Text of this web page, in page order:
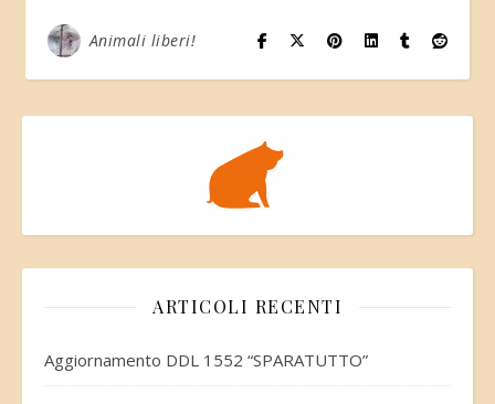
Animali liberi!
ARTICOLI RECENTI
Aggiornamento DDL 1552 “SPARATUTTO”